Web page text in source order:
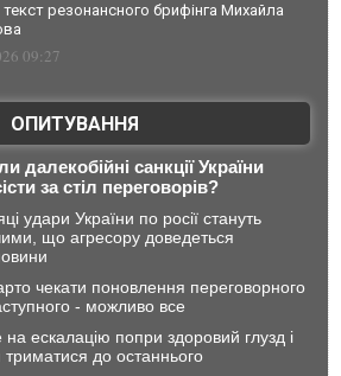
резонансного брифінга Михайла
09:27
ОПИТУВАННЯ
далекобійні санкції України
за стіл переговорів?
удари України по росії стануть
що агресору доведеться
чекати поновлення переговорного
- можливо все
ескалацію попри здоровий глузд і
до останнього